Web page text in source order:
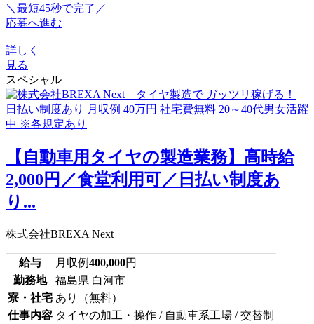
＼最短45秒で完了／
応募へ進む
詳しく
見る
スペシャル
【自動車用タイヤの製造業務】高時給
2,000円／食堂利用可／日払い制度あ
り...
株式会社BREXA Next
給与 月収例400,000円
勤務地
福島県 白河市
寮・社宅 あり（無料）
仕事内容 タイヤの加工・操作 / 自動車系工場 / 交替制